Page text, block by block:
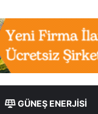
GÜNEŞ ENERJISI